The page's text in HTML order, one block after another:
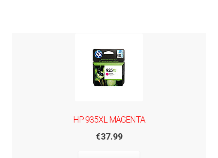
HP 935XL MAGENTA
€37.99